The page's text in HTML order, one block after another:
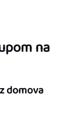
na
domova